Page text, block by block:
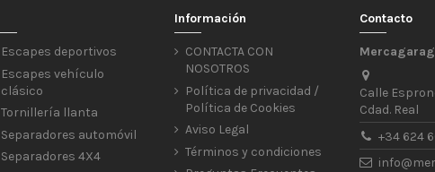
Escapes deportivos
Escapes vehículo
clásico
Tornillería llanta
Separadores automóvil
Separadores 4X4
Información
CONTACTA CON
NOSOTROS
Política de privacidad /
Política de Cookies
Aviso Legal
Términos y condiciones
Contacto
Calle
Cdad. Real
+34 624